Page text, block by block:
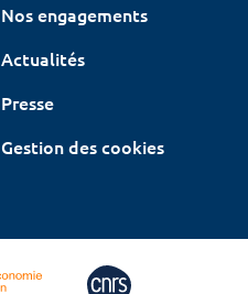
Nos engagements
Actualités
Presse
Gestion des cookies